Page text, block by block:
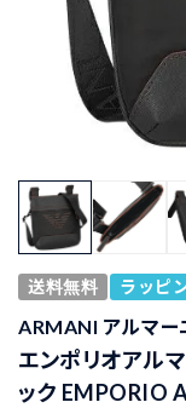
送料無料 ラッピ
ARMANI アルマー
エンポリオアル
ック EMPORIO